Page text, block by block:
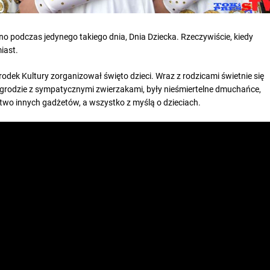
podczas jedynego takiego dnia, Dnia Dziecka. Rzeczywiście, kiedy
Kultury zorganizował święto dzieci. Wraz z rodzicami świetnie się
z sympatycznymi zwierzakami, były nieśmiertelne dmuchańce,
innych gadżetów, a wszystko z myślą o dzieciach.